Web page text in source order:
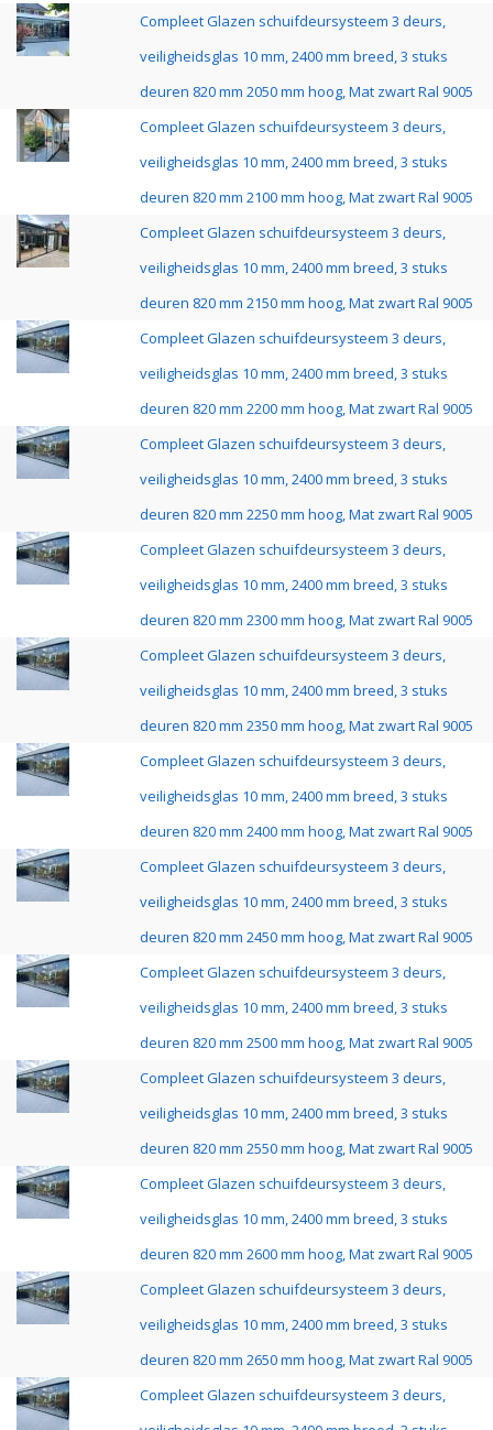
Compleet Glazen schuifdeursysteem 3 deurs,
veiligheidsglas 10 mm, 2400 mm breed, 3 stuks
deuren 820 mm 2050 mm hoog, Mat zwart Ral 9005
Compleet Glazen schuifdeursysteem 3 deurs,
veiligheidsglas 10 mm, 2400 mm breed, 3 stuks
deuren 820 mm 2100 mm hoog, Mat zwart Ral 9005
Compleet Glazen schuifdeursysteem 3 deurs,
veiligheidsglas 10 mm, 2400 mm breed, 3 stuks
deuren 820 mm 2150 mm hoog, Mat zwart Ral 9005
Compleet Glazen schuifdeursysteem 3 deurs,
veiligheidsglas 10 mm, 2400 mm breed, 3 stuks
deuren 820 mm 2200 mm hoog, Mat zwart Ral 9005
Compleet Glazen schuifdeursysteem 3 deurs,
veiligheidsglas 10 mm, 2400 mm breed, 3 stuks
deuren 820 mm 2250 mm hoog, Mat zwart Ral 9005
Compleet Glazen schuifdeursysteem 3 deurs,
veiligheidsglas 10 mm, 2400 mm breed, 3 stuks
deuren 820 mm 2300 mm hoog, Mat zwart Ral 9005
Compleet Glazen schuifdeursysteem 3 deurs,
veiligheidsglas 10 mm, 2400 mm breed, 3 stuks
deuren 820 mm 2350 mm hoog, Mat zwart Ral 9005
Compleet Glazen schuifdeursysteem 3 deurs,
veiligheidsglas 10 mm, 2400 mm breed, 3 stuks
deuren 820 mm 2400 mm hoog, Mat zwart Ral 9005
Compleet Glazen schuifdeursysteem 3 deurs,
veiligheidsglas 10 mm, 2400 mm breed, 3 stuks
deuren 820 mm 2450 mm hoog, Mat zwart Ral 9005
Compleet Glazen schuifdeursysteem 3 deurs,
veiligheidsglas 10 mm, 2400 mm breed, 3 stuks
deuren 820 mm 2500 mm hoog, Mat zwart Ral 9005
Compleet Glazen schuifdeursysteem 3 deurs,
veiligheidsglas 10 mm, 2400 mm breed, 3 stuks
deuren 820 mm 2550 mm hoog, Mat zwart Ral 9005
Compleet Glazen schuifdeursysteem 3 deurs,
veiligheidsglas 10 mm, 2400 mm breed, 3 stuks
deuren 820 mm 2600 mm hoog, Mat zwart Ral 9005
Compleet Glazen schuifdeursysteem 3 deurs,
veiligheidsglas 10 mm, 2400 mm breed, 3 stuks
deuren 820 mm 2650 mm hoog, Mat zwart Ral 9005
Compleet Glazen schuifdeursysteem 3 deurs,